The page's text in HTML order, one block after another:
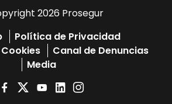
2026 Prosegur
Política de Privacidad
Cookies
Canal de Denuncias
Media